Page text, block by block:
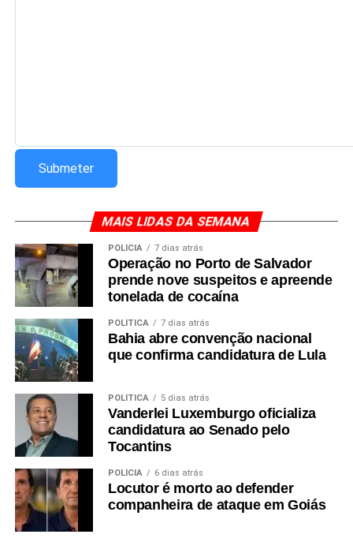
MAIS LIDAS DA SEMANA
POLÍCIA 7 dias atrás
Operação no Porto de Salvador
prende nove suspeitos e apreende
tonelada de cocaína
POLÍTICA 7 dias atrás
Bahia abre convenção nacional
que confirma candidatura de Lula
POLÍTICA 5 dias atrás
Vanderlei Luxemburgo oficializa
candidatura ao Senado pelo
Tocantins
POLÍCIA 6 dias atrás
Locutor é morto ao defender
companheira de ataque em Goiás